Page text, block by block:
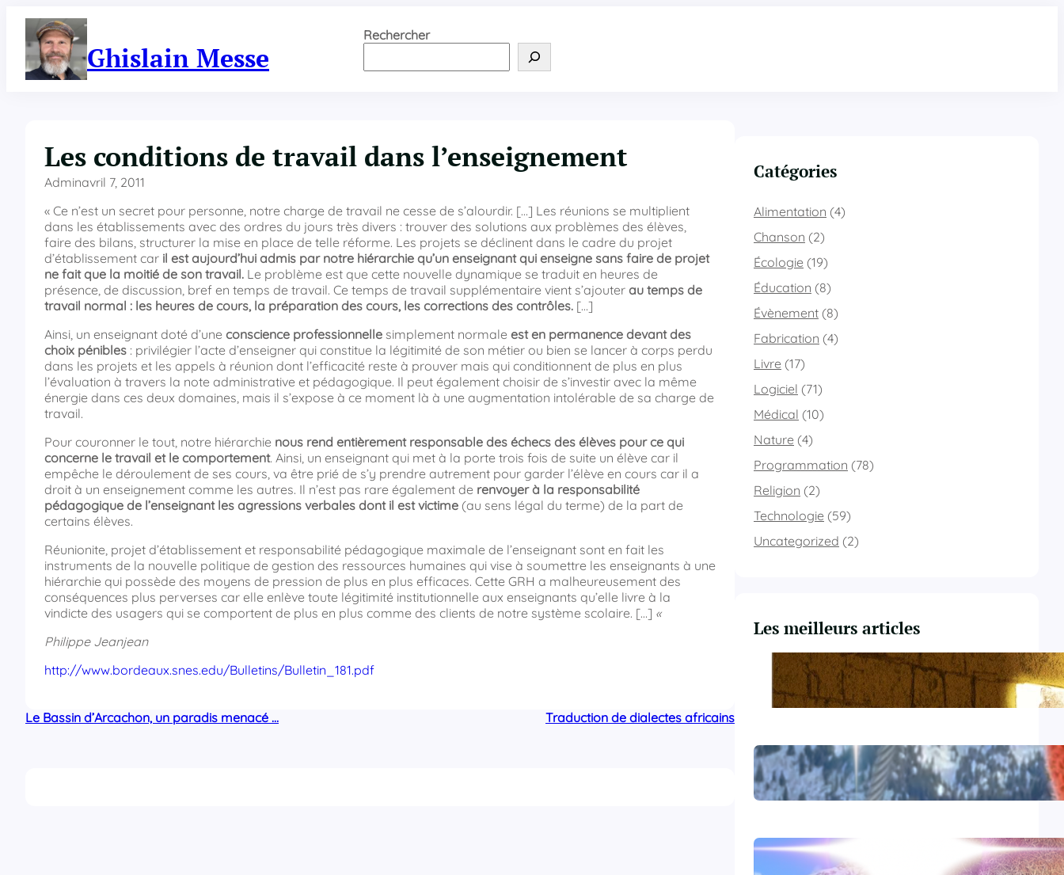
contenu
Ghislain Messe
Rechercher
Les conditions de travail dans l’enseignement
Adminavril 7, 2011
« Ce n’est un secret pour personne, notre charge de travail ne cesse de s’alourdir. […] Les réunions se multiplient
dans les établissements avec des ordres du jours très divers : trouver des solutions aux problèmes des élèves,
faire des bilans, structurer la mise en place de telle réforme. Les projets se déclinent dans le cadre du projet
d’établissement car il est aujourd’hui admis par notre hiérarchie qu’un enseignant qui enseigne sans faire de projet
ne fait que la moitié de son travail. Le problème est que cette nouvelle dynamique se traduit en heures de
présence, de discussion, bref en temps de travail. Ce temps de travail supplémentaire vient s’ajouter au temps de
travail normal : les heures de cours, la préparation des cours, les corrections des contrôles. […]
Ainsi, un enseignant doté d’une conscience professionnelle simplement normale est en permanence devant des
choix pénibles : privilégier l’acte d’enseigner qui constitue la légitimité de son métier ou bien se lancer à corps perdu
dans les projets et les appels à réunion dont l’efficacité reste à prouver mais qui conditionnent de plus en plus
l’évaluation à travers la note administrative et pédagogique. Il peut également choisir de s’investir avec la même
énergie dans ces deux domaines, mais il s’expose à ce moment là à une augmentation intolérable de sa charge de
travail.
Pour couronner le tout, notre hiérarchie nous rend entièrement responsable des échecs des élèves pour ce qui
concerne le travail et le comportement. Ainsi, un enseignant qui met à la porte trois fois de suite un élève car il
empêche le déroulement de ses cours, va être prié de s’y prendre autrement pour garder l’élève en cours car il a
droit à un enseignement comme les autres. Il n’est pas rare également de renvoyer à la responsabilité
pédagogique de l’enseignant les agressions verbales dont il est victime (au sens légal du terme) de la part de
certains élèves.
Réunionite, projet d’établissement et responsabilité pédagogique maximale de l’enseignant sont en fait les
instruments de la nouvelle politique de gestion des ressources humaines qui vise à soumettre les enseignants à une
hiérarchie qui possède des moyens de pression de plus en plus efficaces. Cette GRH a malheureusement des
conséquences plus perverses car elle enlève toute légitimité institutionnelle aux enseignants qu’elle livre à la
vindicte des usagers qui se comportent de plus en plus comme des clients de notre système scolaire. […] «
Philippe Jeanjean
http://www.bordeaux.snes.edu/Bulletins/Bulletin_181.pdf
Le Bassin d’Arcachon, un paradis menacé … Traduction de dialectes africains
Catégories
Alimentation (4)
Chanson (2)
Écologie (19)
Éducation (8)
Évènement (8)
Fabrication (4)
Livre (17)
Logiciel (71)
Médical (10)
Nature (4)
Programmation (78)
Religion (2)
Technologie (59)
Uncategorized (2)
Les meilleurs articles
Du Yahvisme au Sionisme
Comirnaty
L’hydroxychloroquine